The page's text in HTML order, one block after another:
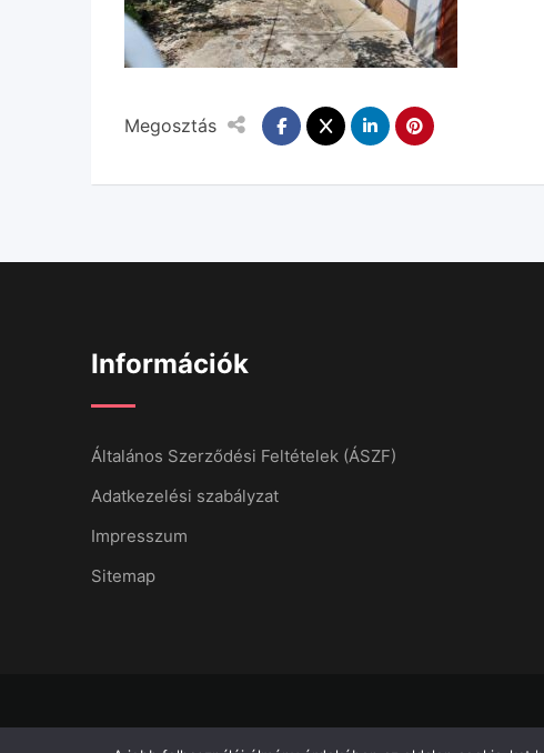
Megosztás
Információk
Általános Szerződési Feltételek (ÁSZF)
Adatkezelési szabályzat
Impresszum
Sitemap